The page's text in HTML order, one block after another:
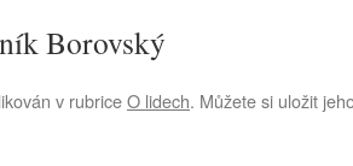
Borovský
v rubriceO lidech. Můžete si uložit